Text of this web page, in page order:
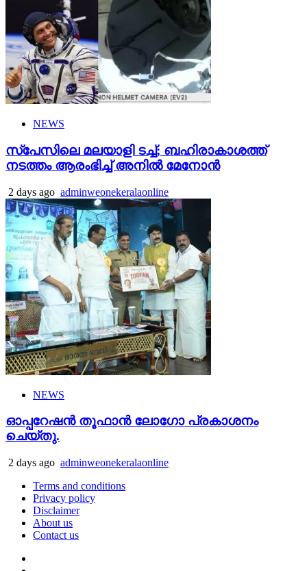
NEWS
സ്‌പേസിലെ മലയാളി ടച്ച്; ബഹിരാകാശത്ത്
നടത്തം ആരംഭിച്ച് അനില്‍ മേനോന്‍
2 days ago adminweonekeralaonline
NEWS
ഓപ്പറേഷൻ തൂഫാൻ ലോഗോ പ്രകാശനം
ചെയ്തു.
2 days ago adminweonekeralaonline
Terms and conditions
Privacy policy
Disclaimer
About us
Contact us